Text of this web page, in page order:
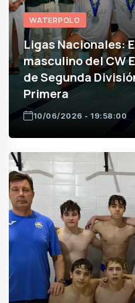
WATERPOLO
Ligas Nacionales:
masculino del CW
de Segunda
Primera
10/06/2026 - 19:58:00